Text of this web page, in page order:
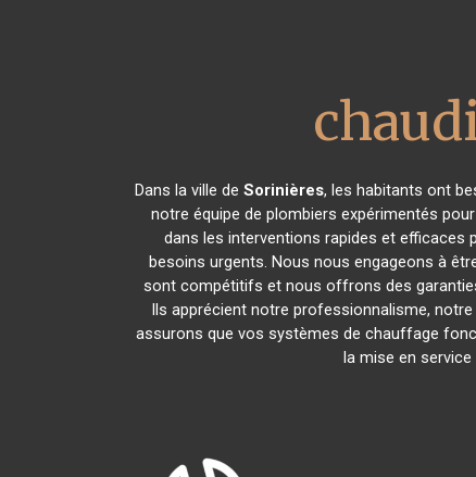
Dans la ville de Sorinières, les habitants ont
notre équipe de plombiers expérimentés
dans les interventions rapides et
besoins urgents. Nous nous engageons à
sont compétitifs et nous offrons des
Ils apprécient notre professionnalisme,
assurons que vos systèmes de chauffage
la mise en